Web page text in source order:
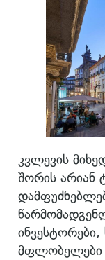
კვლევის
შორის არიან
მფლობელები